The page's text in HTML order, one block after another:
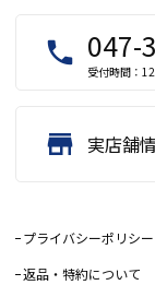
local_phone 047-
受付時間：
store 実店舗
プライバシーポリシー
返品・特約について